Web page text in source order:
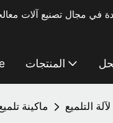
المنتجات
ماكينة التلميع